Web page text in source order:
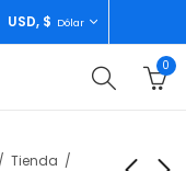
USD, $ Dólar
0
Tienda